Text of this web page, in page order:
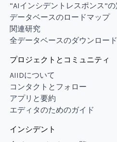
“AIインシデントレスポンス”
データベースのロードマップ
関連研究
全データベースのダウンロード
プロジェクトとコミュニティ
AIIDについて
コンタクトとフォロー
アプリと要約
エディタのためのガイド
インシデント